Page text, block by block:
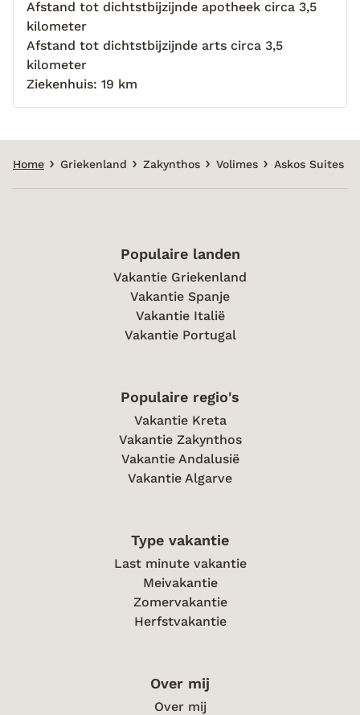
Afstand tot dichtstbijzijnde apotheek circa 3,5
kilometer
Afstand tot dichtstbijzijnde arts circa 3,5
kilometer
Ziekenhuis: 19 km
Home Griekenland Zakynthos Volimes Askos Suites
Populaire landen
Vakantie Griekenland
Vakantie Spanje
Vakantie Italië
Vakantie Portugal
Populaire regio's
Vakantie Kreta
Vakantie Zakynthos
Vakantie Andalusië
Vakantie Algarve
Type vakantie
Last minute vakantie
Meivakantie
Zomervakantie
Herfstvakantie
Over mij
Over mij